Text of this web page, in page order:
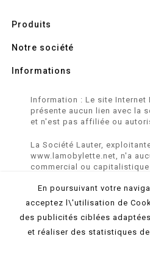
Produits
Notre société
Informations
Information : Le site Internet
présente aucun lien avec la
et n'est pas affiliée ou
La Société Lauter,
www.lamobylette.net, n'a
commercial ou
marques SOLEX,
SOLEX.
© 2026 LaMobylette.Net -
En poursuivant votre
acceptez l\'utilisation de
des publicités ciblées
et réaliser des statistiques